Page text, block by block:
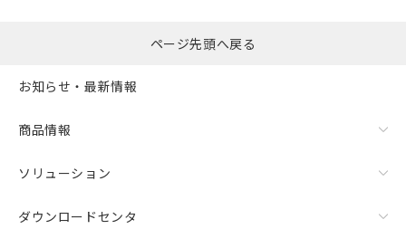
ページ先頭へ戻る
お知らせ・最新情報
商品情報
ソリューション
ダウンロードセンタ